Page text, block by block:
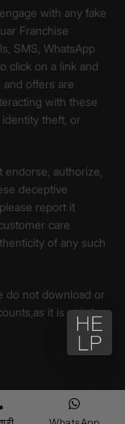
with any fake
Franchise
SMS, WhatsApp
click on a link and
and offers are
with these
theft, or
authorize,
deceptive
report it
care
of any such
do not download or
it is strictly